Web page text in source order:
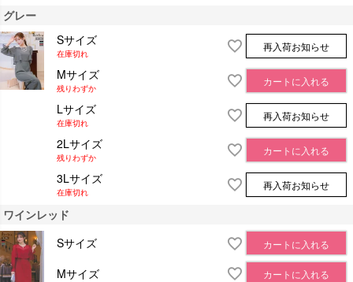
グレー
Sサイズ
在庫切れ
再入荷お知らせ
Mサイズ
残りわずか
カートに入れる
Lサイズ
在庫切れ
再入荷お知らせ
2Lサイズ
残りわずか
カートに入れる
3Lサイズ
在庫切れ
再入荷お知らせ
ワインレッド
Sサイズ
カートに入れる
Mサイズ カートに入れる